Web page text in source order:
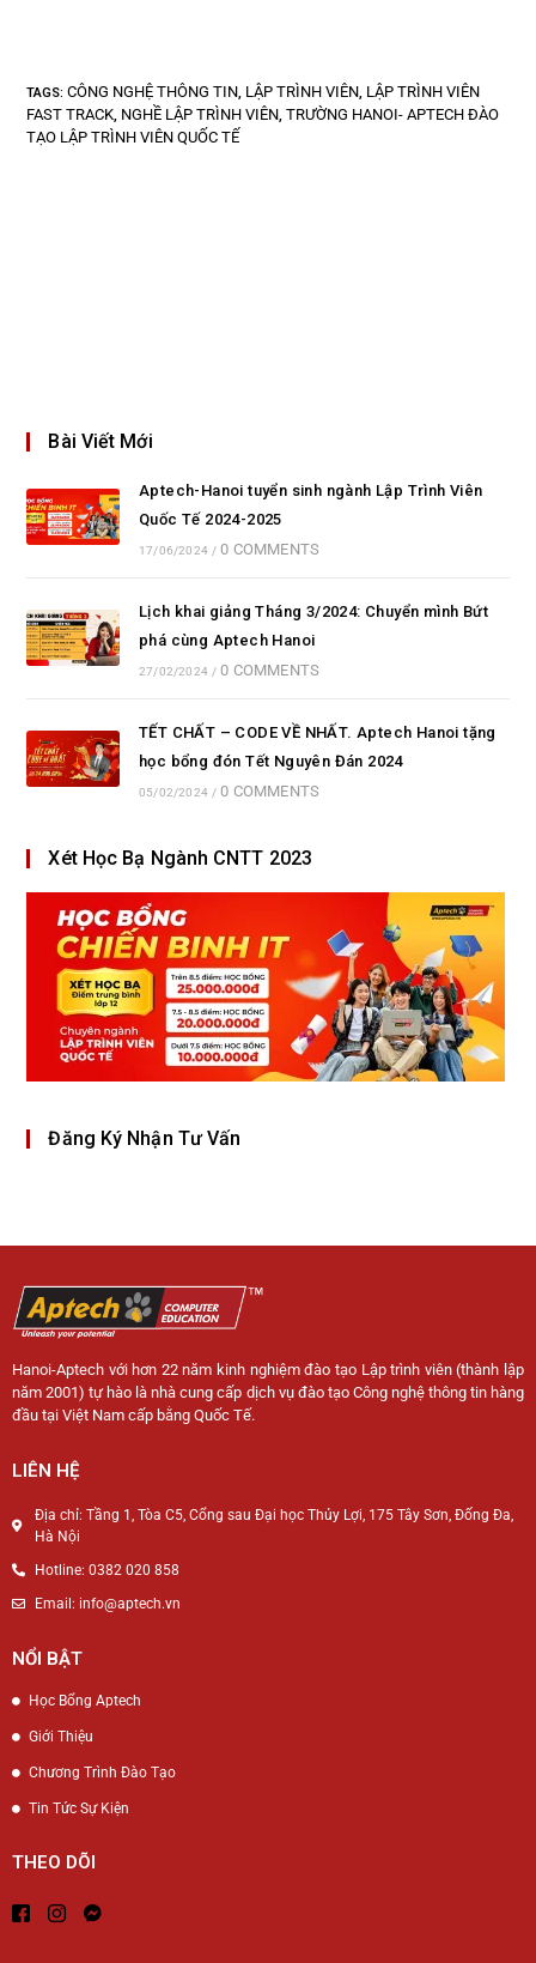
TAGS:CÔNG NGHỆ THÔNG TIN, LẬP TRÌNH VIÊN, LẬP TRÌNH VIÊN
FAST TRACK, NGHỀ LẬP TRÌNH VIÊN, TRƯỜNG HANOI- APTECH ĐÀO
TẠO LẬP TRÌNH VIÊN QUỐC TẾ
Bài Viết Mới
Aptech-Hanoi tuyển sinh ngành Lập Trình Viên
Quốc Tế 2024-2025
17/06/2024 / 0 COMMENTS
Lịch khai giảng Tháng 3/2024: Chuyển mình Bứt
phá cùng Aptech Hanoi
27/02/2024 / 0 COMMENTS
TẾT CHẤT – CODE VỀ NHẤT. Aptech Hanoi tặng
học bổng đón Tết Nguyên Đán 2024
05/02/2024 / 0 COMMENTS
Xét Học Bạ Ngành CNTT 2023
Đăng Ký Nhận Tư Vấn
Hanoi-Aptech với hơn 22 năm kinh nghiệm đào tạo Lập trình viên (thành lập
năm 2001) tự hào là nhà cung cấp dịch vụ đào tạo Công nghệ thông tin hàng
đầu tại Việt Nam cấp bằng Quốc Tế.
LIÊN HỆ
Địa chỉ: Tầng 1, Tòa C5, Cổng sau Đại học Thủy Lợi, 175 Tây Sơn, Đống Đa,
Hà Nội
Hotline: 0382 020 858
Email: info@aptech.vn
NỔI BẬT
Học Bổng Aptech
Giới Thiệu
Chương Trình Đào Tạo
Tin Tức Sự Kiện
THEO DÕI